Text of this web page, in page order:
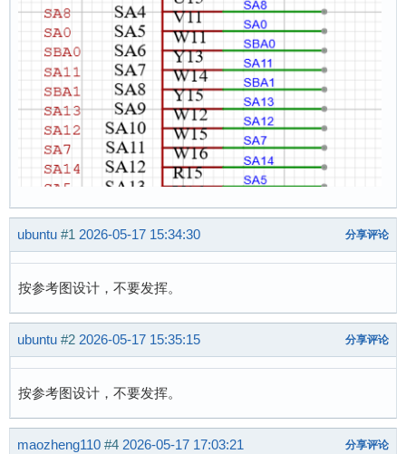
ubuntu #1 2026-05-17 15:34:30 分享评论
按参考图设计，不要发挥。
ubuntu #2 2026-05-17 15:35:15 分享评论
按参考图设计，不要发挥。
maozheng110 #4 2026-05-17 17:03:21 分享评论